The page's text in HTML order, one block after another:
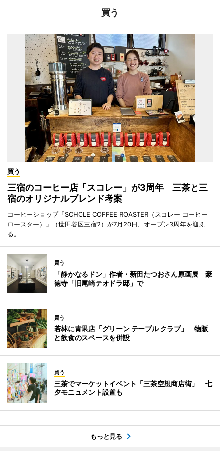
買う
買う
三宿のコーヒー店「スコレー」が3周年 三茶と三
宿のオリジナルブレンド考案
コーヒーショップ「SCHOLE COFFEE ROASTER（スコレー コーヒー
ロースター）」（世田谷区三宿2）が7月20日、オープン3周年を迎え
る。
買う
「静かなるドン」作者・新田たつおさん原画展 豪
徳寺「旧尾崎テオドラ邸」で
買う
若林に青果店「グリーン テーブル クラブ」 物販
と飲食のスペースを併設
買う
三茶でマーケットイベント「三茶空想商店街」 七
夕モニュメント設置も
もっと見る